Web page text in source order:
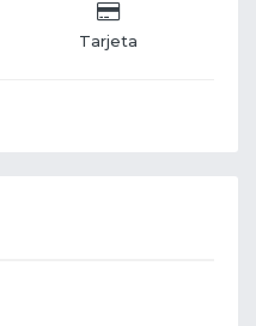
Tarjeta